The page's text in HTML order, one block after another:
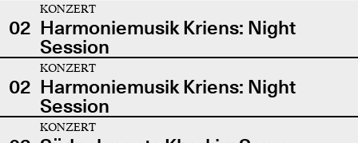
02
KONZERT
Harmoniemusik Kriens: Night
Session
02
KONZERT
Harmoniemusik Kriens: Night
Session
KONZERT